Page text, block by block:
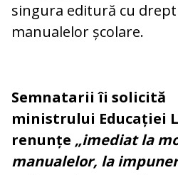
singura editură cu
manualelor școlare.
Semnatarii îi solicită
ministrului Educației
renunțe „imediat la
manualelor, la